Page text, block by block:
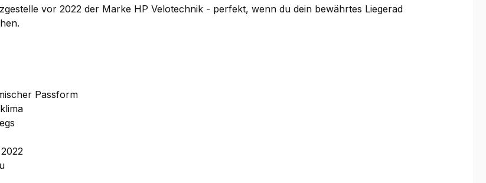
vor 2022 der Marke HP Velotechnik - perfekt, wenn du dein bewährtes Liegerad
Passform